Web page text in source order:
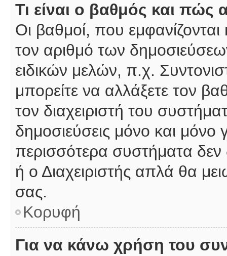
Τι είναι ο βαθμός και
Οι βαθμοί, που
τον αριθμό των
ειδικών μελών, π.χ.
μπορείτε να αλλάξετε τον
τον διαχειριστή του
δημοσιεύσεις μόνο και
περισσότερα συστήματα δεν
ή ο Διαχειριστής απλά θα
σας.
Κορυφή
Για να κάνω χρήση του